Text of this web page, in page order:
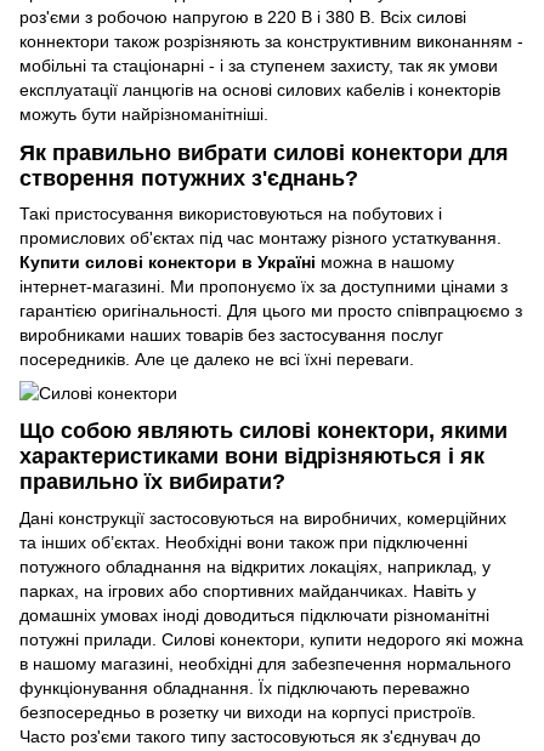
роз'єми з робочою напругою в 220 В і 380 В. Всіх силові
коннектори також розрізняють за конструктивним виконанням -
мобільні та стаціонарні - і за ступенем захисту, так як умови
експлуатації ланцюгів на основі силових кабелів і конекторів
можуть бути найрізноманітніші.
Як правильно вибрати силові конектори для
створення потужних з'єднань?
Такі пристосування використовуються на побутових і
промислових об'єктах під час монтажу різного устаткування.
Купити силові конектори в Україні можна в нашому
інтернет-магазині. Ми пропонуємо їх за доступними цінами з
гарантією оригінальності. Для цього ми просто співпрацюємо з
виробниками наших товарів без застосування послуг
посередників. Але це далеко не всі їхні переваги.
Що собою являють силові конектори, якими
характеристиками вони відрізняються і як
правильно їх вибирати?
Дані конструкції застосовуються на виробничих, комерційних
та інших об’єктах. Необхідні вони також при підключенні
потужного обладнання на відкритих локаціях, наприклад, у
парках, на ігрових або спортивних майданчиках. Навіть у
домашніх умовах іноді доводиться підключати різноманітні
потужні прилади. Силові конектори, купити недорого які можна
в нашому магазині, необхідні для забезпечення нормального
функціонування обладнання. Їх підключають переважно
безпосередньо в розетку чи виходи на корпусі пристроїв.
Часто роз'єми такого типу застосовуються як з'єднувач до